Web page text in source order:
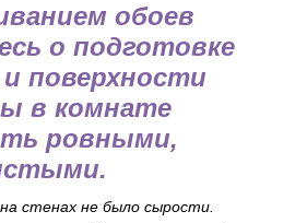
обоев
о подготовке
поверхности
в комнате
ровными,
стенах не было сырости.